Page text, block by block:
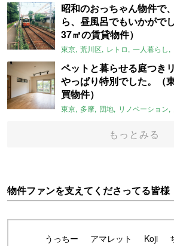
昭和のおっちゃん物件で
ら、昼風呂でもいかがで
37㎡の賃貸物件）
東京 荒川区 レトロ 一人暮らし
ペットと暮らせる庭つき
やっぱり特別でした。（
買物件）
東京 多摩 団地 リノベーション
もっとみる
物件ファンを支えてくださってる皆様
うっちー アマレット Koji